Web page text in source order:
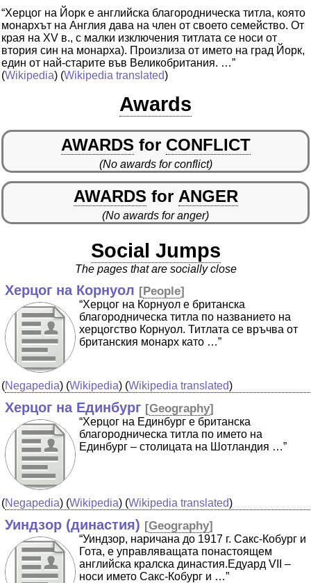
“Херцог на Йорк е английска благородническа титла, която
монархът на Англия дава на член от своето семейство. От
края на XV в., с малки изключения титлата се носи от
втория син на монарха). Произлиза от името на град Йорк,
един от най-старите във Великобритания. …”
(Wikipedia) (Wikipedia translated)
Awards
AWARDS for CONFLICT
(No awards for conflict)
AWARDS for ANGER
(No awards for anger)
Social Jumps
The pages that are socially close
Херцог на Корнуол [People]
“Херцог на Корнуол е британска
благородническа титла по названието на
херцогство Корнуол. Титлата се връчва от
британския монарх като …”
(Negapedia) (Wikipedia) (Wikipedia translated)
Херцог на Единбург [Geography]
“Херцог на Единбург е британска
благородническа титла по името на
Единбург – столицата на Шотландия …”
(Negapedia) (Wikipedia) (Wikipedia translated)
Уиндзор (династия) [Geography]
“Уиндзор, наричана до 1917 г. Сакс-Кобург и
Гота, е управляващата понастоящем
английска кралска династия.Едуард VII –
носи името Сакс-Кобург и …”